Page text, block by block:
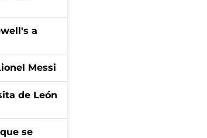
a
Messi
de León
se